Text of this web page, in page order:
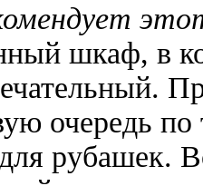
шкаф, в
очередь по
рубашек.